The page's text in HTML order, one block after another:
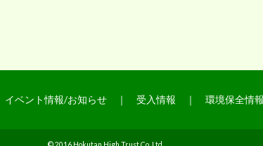
イベント情報/お知らせ｜ 受入情報 ｜ 環境保全情報